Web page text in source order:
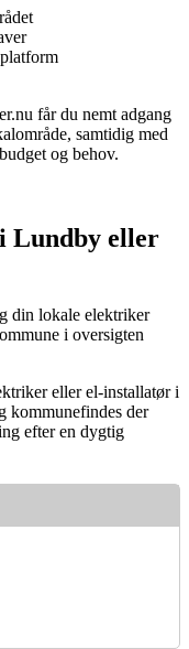
får du nemt adgang
samtidig med
og behov.
Lundby eller
din lokale elektriker
i oversigten
eller el-installatør i
kommunefindes der
efter en dygtig